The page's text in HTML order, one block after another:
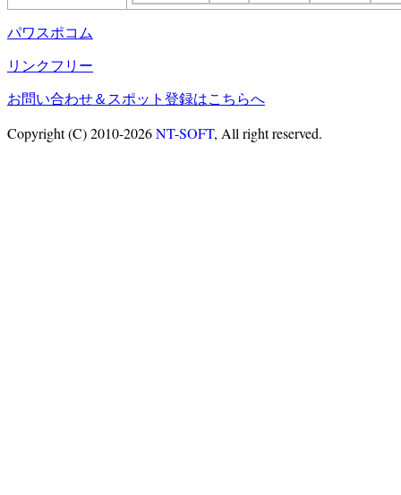
パワスポコム
リンクフリー
お問い合わせ＆スポット登録はこちらへ
Copyright (C) 2010-2026NT-SOFT, All right reserved.